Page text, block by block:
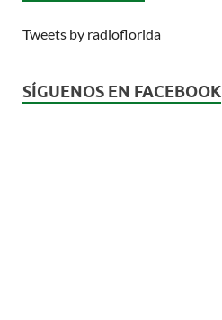
Tweets by radioflorida
SÍGUENOS EN FACEBOOK